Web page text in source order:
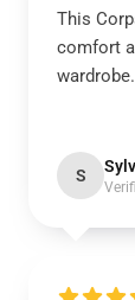
This
comfort
wardrobe.
S